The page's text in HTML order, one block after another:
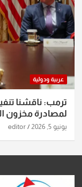
عربية ودولية
ترمب: ناقشنا
لمصادرة مخزون
يونيو 5, 2026 editor